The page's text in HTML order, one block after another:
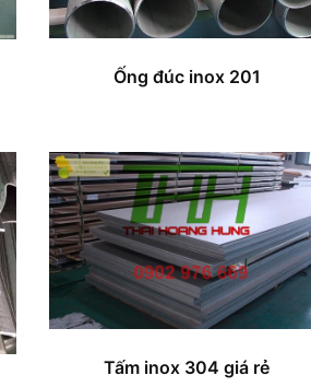
Ống đúc inox 201
Tấm inox 304 giá rẻ